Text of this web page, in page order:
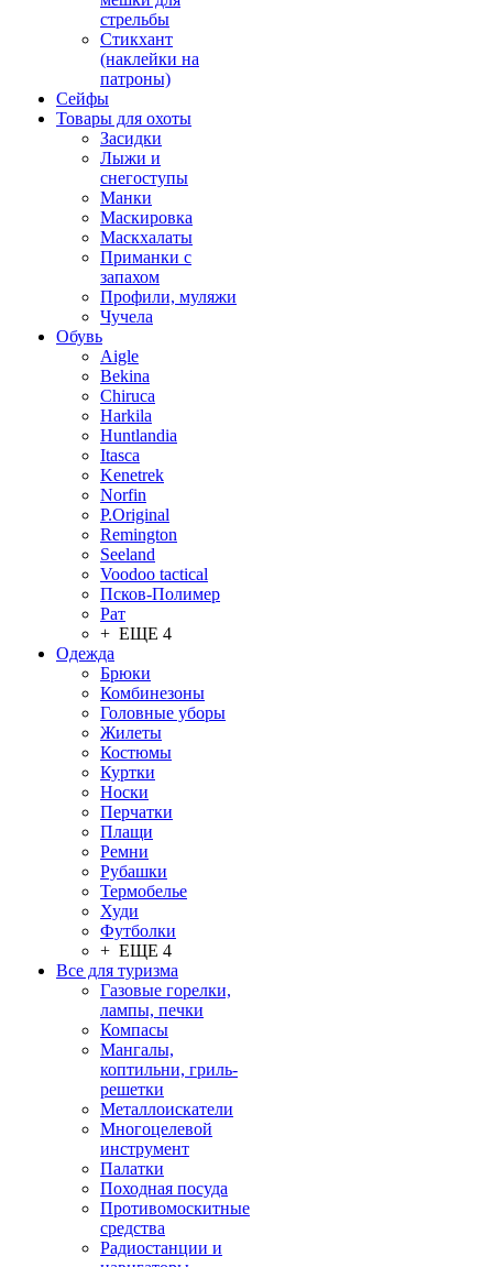
стрельбы
Стикхант
(наклейки на
патроны)
Сейфы
Товары для охоты
Засидки
Лыжи и
снегоступы
Манки
Маскировка
Маскхалаты
Приманки с
запахом
Профили, муляжи
Чучела
Обувь
Aigle
Bekina
Chiruсa
Harkila
Huntlandia
Itasca
Kenetrek
Norfin
P.Original
Remington
Seeland
Voodoo tactical
Псков-Полимер
Рат
+ ЕЩЕ 4
Одежда
Брюки
Комбинезоны
Головные уборы
Жилеты
Костюмы
Куртки
Носки
Перчатки
Плащи
Ремни
Рубашки
Термобелье
Худи
Футболки
+ ЕЩЕ 4
Все для туризма
Газовые горелки,
лампы, печки
Компасы
Мангалы,
коптильни, гриль-
решетки
Металлоискатели
Многоцелевой
инструмент
Палатки
Походная посуда
Противомоскитные
средства
Радиостанции и